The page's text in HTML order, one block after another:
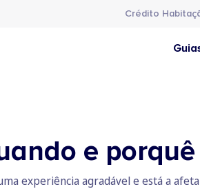
Crédito
e
experiência agradável e está a